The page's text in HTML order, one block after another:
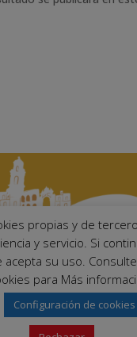
del Río. Plaza Mayor de
– Palma del Río (Córdoba)
ayuntamiento@palmadelrio.es
957 71 02 44 | Fax: 957 64 47
propias y de
y servicio. Si
su uso.
para Más
Configuración de cookies